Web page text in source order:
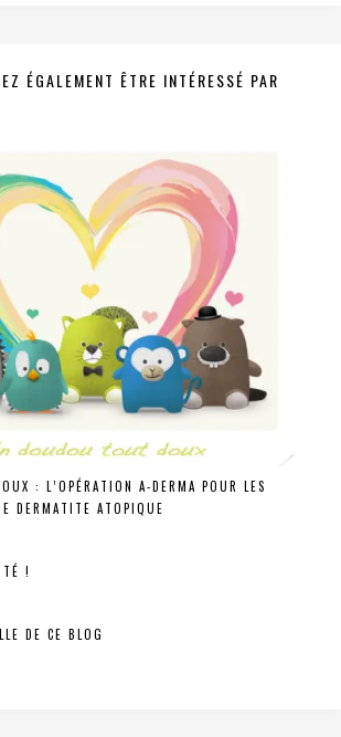
ÉGALEMENT ÊTRE INTÉRESSÉ PAR
: L’OPÉRATION A-DERMA POUR LES
DERMATITE ATOPIQUE
!
DE CE BLOG